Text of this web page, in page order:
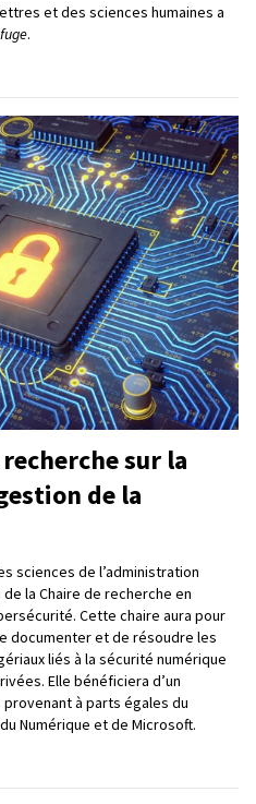
et des sciences humaines a
.
sur la
de la
sciences de l’administration
la Chaire de recherche en
Cette chaire aura pour
documenter et de résoudre les
liés à la sécurité numérique
Elle bénéficiera d’un
provenant à parts égales du
Numérique et de Microsoft.